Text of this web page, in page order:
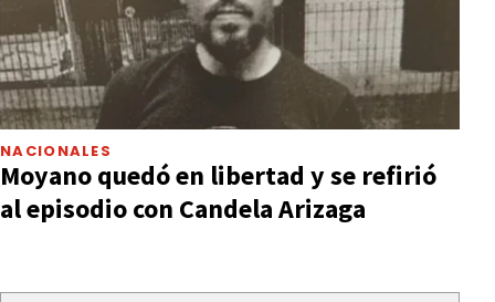
NACIONALES
Moyano quedó en libertad y se refirió
al episodio con Candela Arizaga